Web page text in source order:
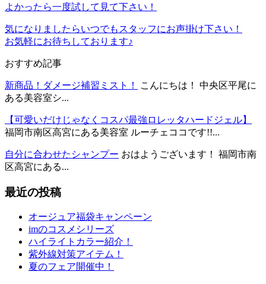
よかったら一度試して見て下さい！
気になりましたらいつでもスタッフにお声掛け下さい！
お気軽にお待ちしております♪
おすすめ記事
新商品！ダメージ補習ミスト！
こんにちは！ 中央区平尾に
ある美容室シ...
【可愛いだけじゃなくコスパ最強ロレッタハードジェル】
福岡市南区高宮にある美容室 ルーチェココです!!...
自分に合わせたシャンプー おはようございます！ 福岡市南
区高宮にある...
最近の投稿
オージュア福袋キャンペーン
imのコスメシリーズ
ハイライトカラー紹介！
紫外線対策アイテム！
夏のフェア開催中！